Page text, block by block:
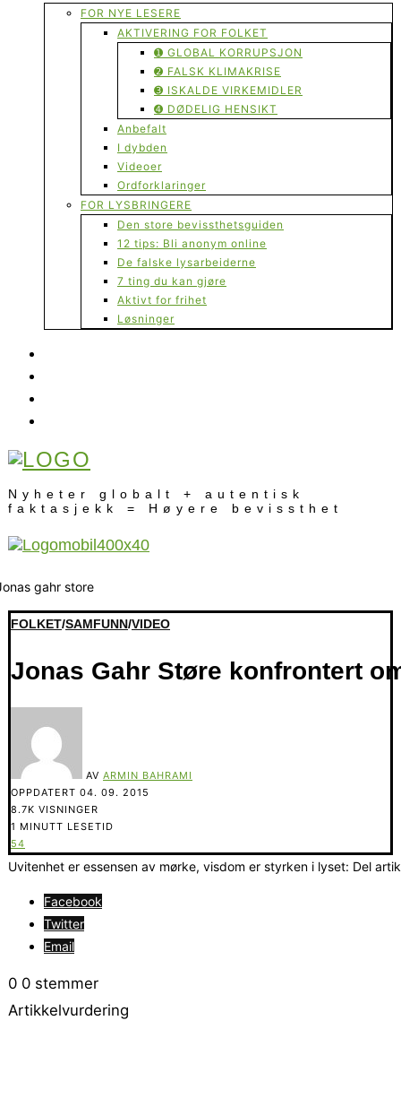
FOR NYE LESERE
AKTIVERING FOR FOLKET
➊ GLOBAL KORRUPSJON
➋ FALSK KLIMAKRISE
➌ ISKALDE VIRKEMIDLER
➍ DØDELIG HENSIKT
Anbefalt
I dybden
Videoer
Ordforklaringer
FOR LYSBRINGERE
Den store bevissthetsguiden
12 tips: Bli anonym online
De falske lysarbeiderne
7 ting du kan gjøre
Aktivt for frihet
Løsninger
Nyheter globalt + autentisk
faktasjekk = Høyere bevissthet
FOLKET/SAMFUNN/VIDEO
Jonas Gahr Støre konfrontert
AV ARMIN BAHRAMI
OPPDATERT 04. 09. 2015
8.7K VISNINGER
1 MINUTT LESETID
54
Uvitenhet er essensen av mørke, visdom er styrken i lyset: Del
Facebook
Twitter
Email
0 0 stemmer
Artikkelvurdering